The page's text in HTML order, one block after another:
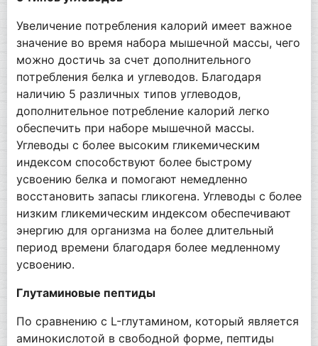
Увеличение потребления калорий имеет важное
значение во время набора мышечной массы, чего
можно достичь за счет дополнительного
потребления белка и углеводов. Благодаря
наличию 5 различных типов углеводов,
дополнительное потребление калорий легко
обеспечить при наборе мышечной массы.
Углеводы с более высоким гликемическим
индексом способствуют более быстрому
усвоению белка и помогают немедленно
восстановить запасы гликогена. Углеводы с более
низким гликемическим индексом обеспечивают
энергию для организма на более длительный
период времени благодаря более медленному
усвоению.
Глутаминовые пептиды
По сравнению с L-глутамином, который является
аминокислотой в свободной форме, пептиды